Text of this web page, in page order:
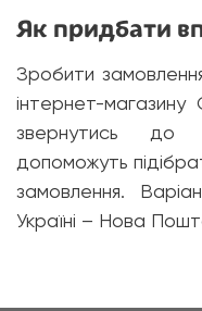
Як придбати
Зробити
інтернет-
звернутись до
допоможуть
замовлення.
Україні – Нова